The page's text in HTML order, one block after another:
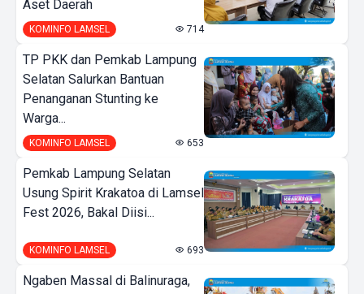
Aset Daerah
KOMINFO LAMSEL 714
TP PKK dan Pemkab Lampung
Selatan Salurkan Bantuan
Penanganan Stunting ke
Warga...
KOMINFO LAMSEL 653
Pemkab Lampung Selatan
Usung Spirit Krakatoa di Lamsel
Fest 2026, Bakal Diisi...
KOMINFO LAMSEL 693
Ngaben Massal di Balinuraga,